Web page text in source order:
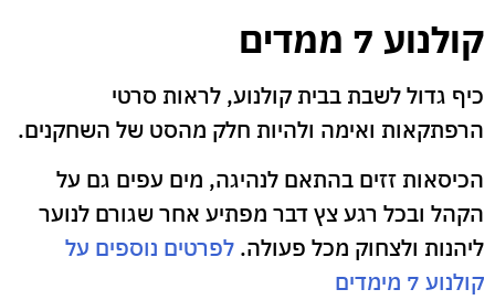
קולנוע 7 ממדים
כיף גדול לשבת בבית קולנוע, לראות סרטי
הרפתקאות ואימה ולהיות חלק מהסט של השחקנים.
הכיסאות זזים בהתאם לנהיגה, מים עפים גם על
הקהל ובכל רגע צץ דבר מפתיע אחר שגורם לנוער
ליהנות ולצחוק מכל פעולה. לפרטים נוספים על
קולנוע 7 מימדים